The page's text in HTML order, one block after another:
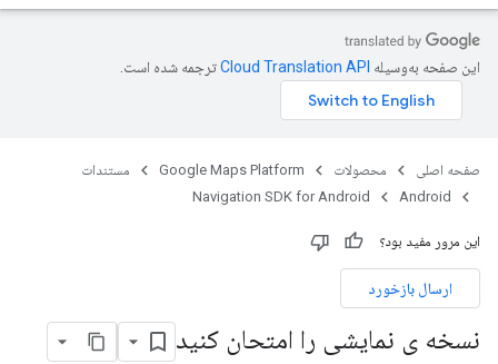
این صفحه به‌وسیله ترجمه شده است.
صفحه اصلی محصولات Google Maps Platform
مستندات
Android
Navigation SDK for Android
این مرور مفید بود؟
ارسال بازخورد
نسخه ی نمایشی را امتحان کنید